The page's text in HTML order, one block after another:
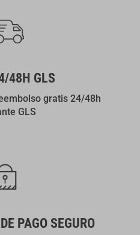
48H GLS
gratis 24/48h
GLS
PAGO SEGURO